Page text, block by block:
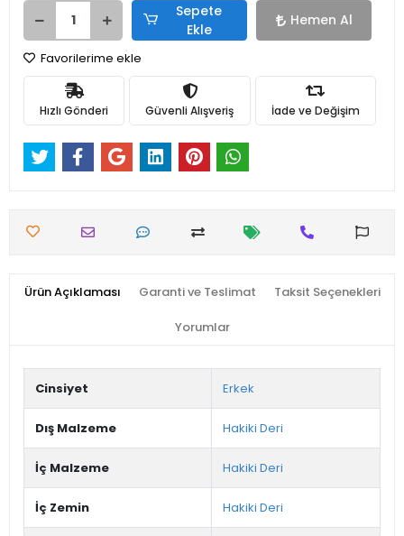
Sepete
Ekle
Hemen Al
Favorilerime ekle
Hızlı Gönderi Güvenli Alışveriş İade ve Değişim
Ürün Açıklaması Garanti ve Teslimat Taksit Seçenekleri
Yorumlar
Cinsiyet Erkek
Dış Malzeme Hakiki Deri
İç Malzeme Hakiki Deri
İç Zemin Hakiki Deri